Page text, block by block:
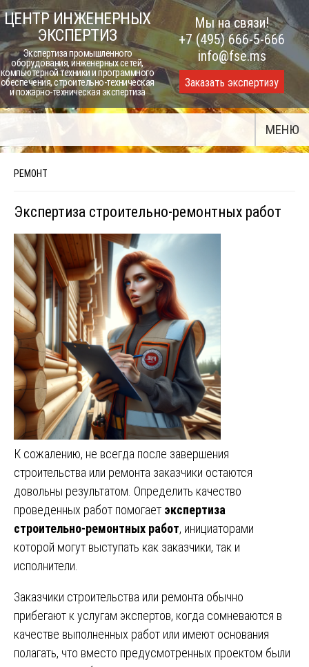
Skip
to
content
ЦЕНТР ИНЖЕНЕРНЫХ
ЭКСПЕРТИЗ
Экспертиза промышленного
оборудования, инженерных сетей,
компьютерной техники и программного
обеспечения, строительно-техническая
и пожарно-техническая экспертиза
Мы на связи!
+7 (495) 666-5-666
info@fse.ms
Заказать экспертизу
МЕНЮ
РЕМОНТ
Экспертиза строительно-ремонтных работ
К сожалению, не всегда после завершения
строительства или ремонта заказчики остаются
довольны результатом. Определить качество
проведенных работ помогает экспертиза
строительно-ремонтных работ, инициаторами
которой могут выступать как заказчики, так и
исполнители.
Заказчики строительства или ремонта обычно
прибегают к услугам экспертов, когда сомневаются в
качестве выполненных работ или имеют основания
полагать, что вместо предусмотренных проектом были